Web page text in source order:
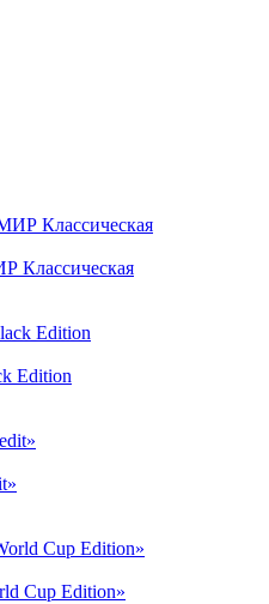
Классическая
Edition
Cup Edition»